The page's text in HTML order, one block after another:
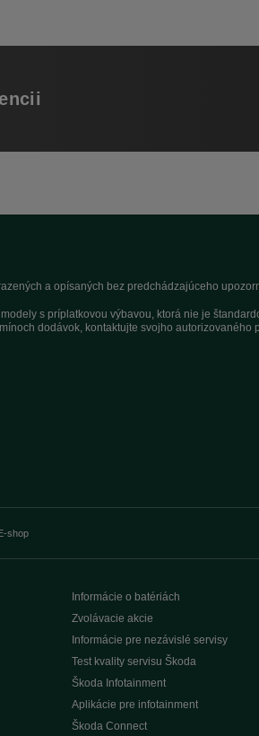
a opísaných bez predchádzajúceho
s príplatkovou výbavou, ktorá nie je
dodávok, kontaktujte svojho autorizovaného
shop
Informácie o batériách
Zvolávacie akcie
Informácie pre nezávislé servisy
Test kvality servisu Škoda
Škoda Infotainment
Aplikácie pre infotainment
Škoda Connect